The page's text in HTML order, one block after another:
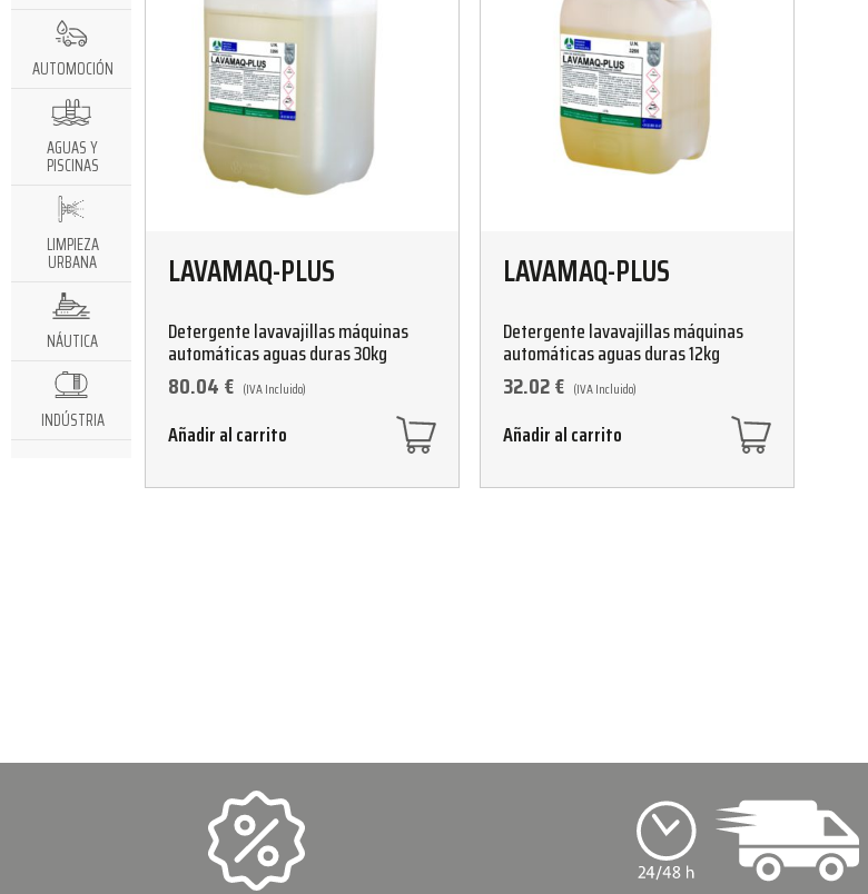
AUTOMOCIÓN
AGUAS Y
PISCINAS
LIMPIEZA
URBANA
NÁUTICA
INDÚSTRIA
LAVAMAQ-PLUS
Detergente lavavajillas máquinas
automáticas aguas duras 30kg
80.04€ (IVA Incluido)
Añadir al carrito
LAVAMAQ-PLUS
Detergente lavavajillas máquinas
automáticas aguas duras 12kg
32.02€ (IVA Incluido)
Añadir al carrito